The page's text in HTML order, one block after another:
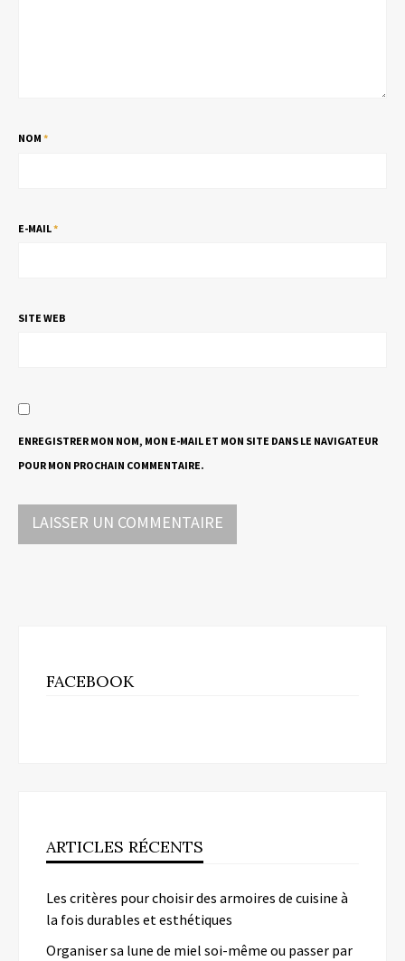
NOM *
E-MAIL*
SITE WEB
ENREGISTRER MON NOM, MON E-MAIL ET MON SITE DANS LE NAVIGATEUR
POUR MON PROCHAIN COMMENTAIRE.
FACEBOOK
ARTICLES RÉCENTS
Les critères pour choisir des armoires de cuisine à
la fois durables et esthétiques
Organiser sa lune de miel soi-même ou passer par